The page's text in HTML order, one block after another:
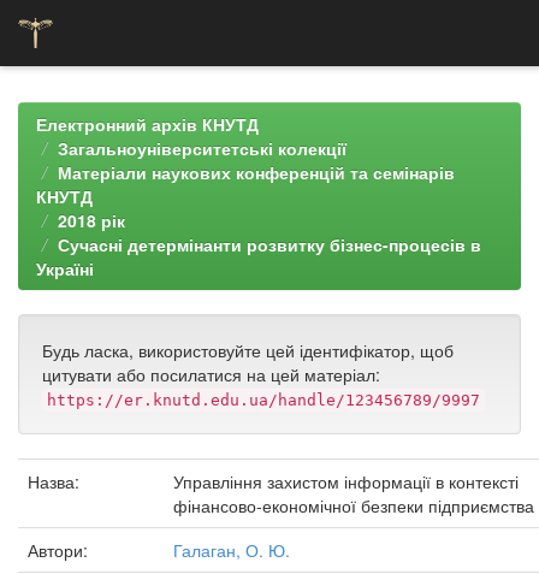
navigationЕлектронний архів КНУТД
Загальноуніверситетські колекції
Матеріали наукових конференцій та семінарів
КНУТД
2018 рік
Сучасні детермінанти розвитку бізнес-процесів в
Україні
Будь ласка, використовуйте цей ідентифікатор, щоб
цитувати або посилатися на цей матеріал:
https://er.knutd.edu.ua/handle/123456789/9997
Назва:
Управління захистом інформації в контексті
фінансово-економічної безпеки підприємства
Автори:
Галаган, О. Ю.